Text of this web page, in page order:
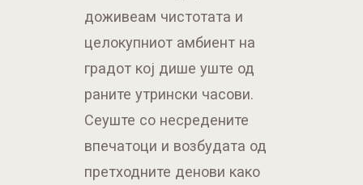
доживеам чистотата и
целокупниот амбиент на
градот кој дише уште од
раните утрински часови.
Сеуште со несредените
впечатоци и возбудата од
претходните денови како